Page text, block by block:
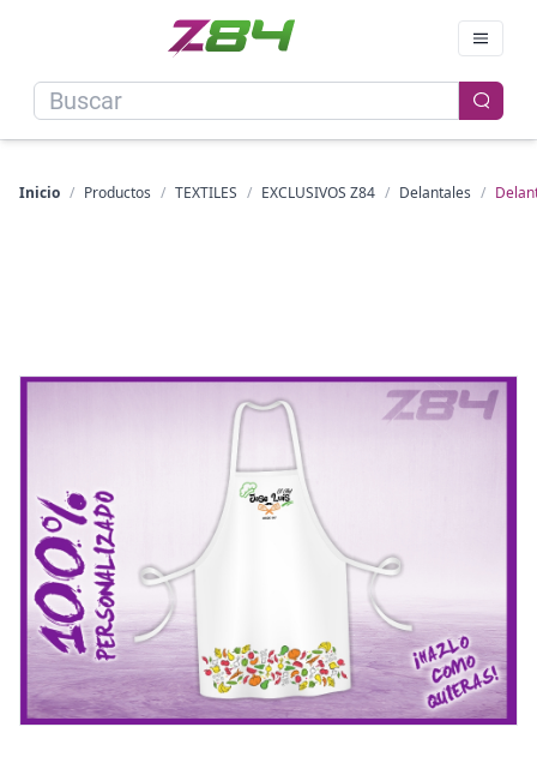
Inicio / Productos / TEXTILES / EXCLUSIVOS Z84 / Delantales /